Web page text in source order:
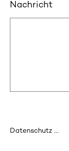
Nachricht
Datenschutz ...